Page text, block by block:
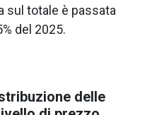
sul totale è passata
del 2025.
delle